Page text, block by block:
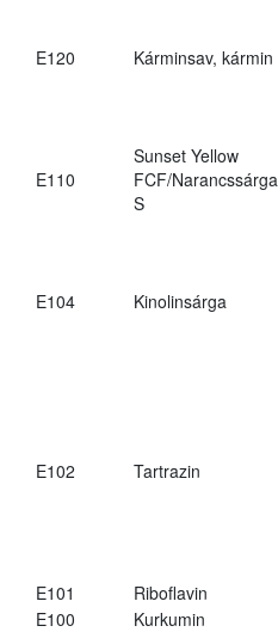
E120 Kárminsav, kármin
E110
Sunset Yellow
FCF/Narancssárga
S
E104 Kinolinsárga
E102 Tartrazin
E101
Riboflavin
E100
Kurkumin